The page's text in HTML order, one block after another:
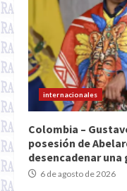
internacionales
Colombia –
posesión de
desencadenar
6 de agosto de 2026